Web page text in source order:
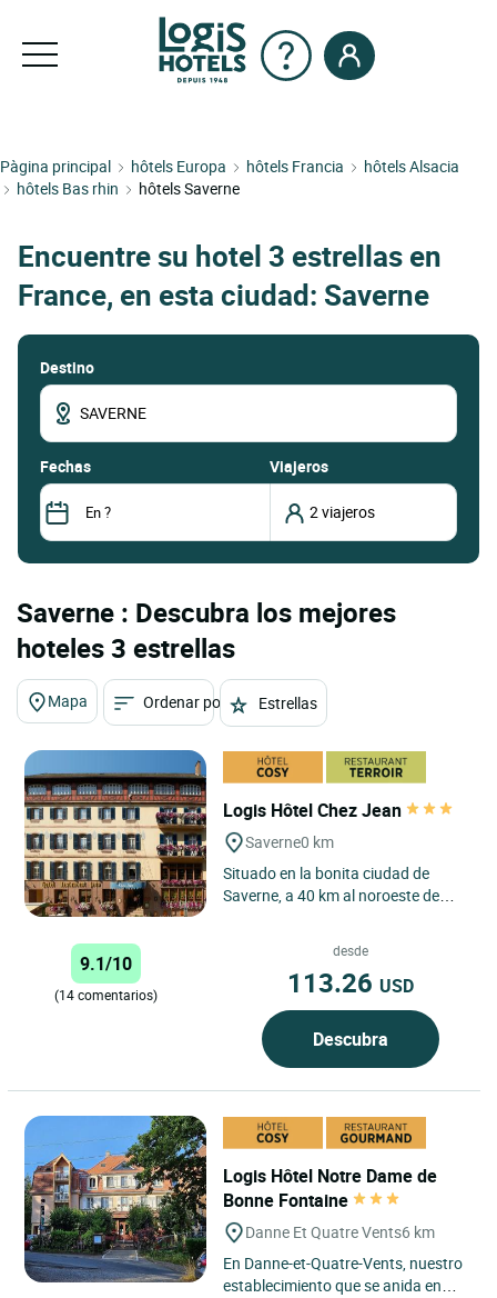
Pàgina principal hôtels Europa hôtels Francia
hôtels Alsacia
hôtels Bas rhin
hôtels Saverne
Encuentre su hotel 3 estrellas en
France, en esta ciudad: Saverne
Destino
fechas Viajeros
Saverne : Descubra los mejores
hoteles 3 estrellas
Mapa Ordenar por Estrellas
Logis Hôtel Chez Jean
Saverne0 km
Situado en la bonita ciudad de
Saverne, a 40 km al noroeste de
9.1/10
(14 comentarios)
desde
113.26 USD
Descubra
Logis Hôtel Notre Dame de
Bonne Fontaine
Danne Et Quatre Vents6 km
En Danne-et-Quatre-Vents, nuestro
establecimiento que se anida en